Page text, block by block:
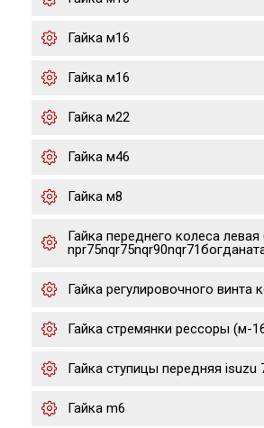
Гайка м16
Гайка м16
Гайка м22
Гайка м46
Гайка м8
Гайка переднего колеса левая
Гайка регулировочного винта
Гайка стремянки рессоры (м-
Гайка ступицы передняя isuzu
Гайка m6